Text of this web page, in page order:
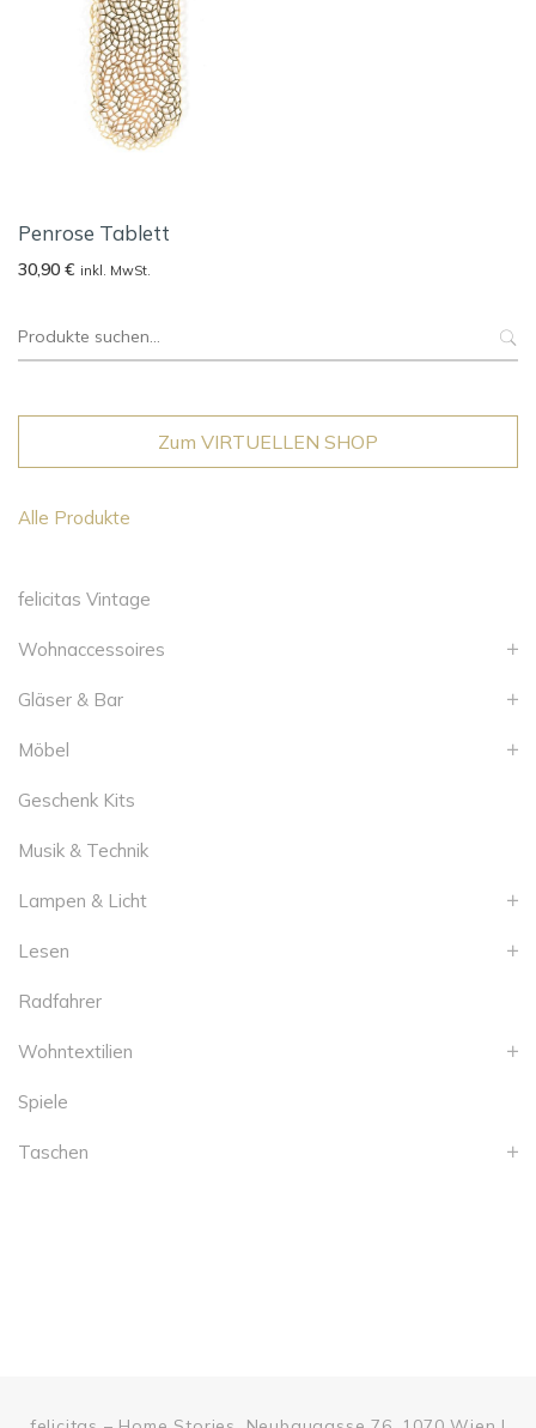
Penrose Tablett
30,90 € inkl. MwSt.
Suche
Zum VIRTUELLEN SHOP
Alle Produkte
felicitas Vintage
Wohnaccessoires
Gläser & Bar
Möbel
Geschenk Kits
Musik & Technik
Lampen & Licht
Lesen
Radfahrer
Wohntextilien
Spiele
Taschen